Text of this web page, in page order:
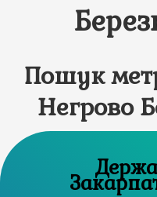
Пошук
Негрово